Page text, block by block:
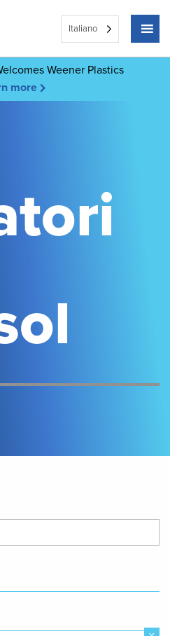
Italiano
Weener Plastics
more